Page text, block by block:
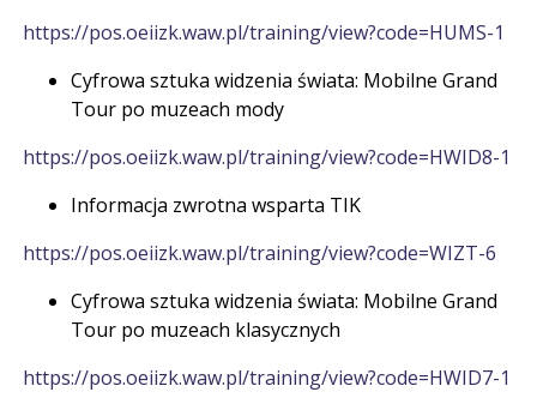
https://pos.oeiizk.waw.pl/training/view?code=HUMS-1
Cyfrowa sztuka widzenia świata: Mobilne Grand
Tour po muzeach mody
https://pos.oeiizk.waw.pl/training/view?code=HWID8-1
Informacja zwrotna wsparta TIK
https://pos.oeiizk.waw.pl/training/view?code=WIZT-6
Cyfrowa sztuka widzenia świata: Mobilne Grand
Tour po muzeach klasycznych
https://pos.oeiizk.waw.pl/training/view?code=HWID7-1